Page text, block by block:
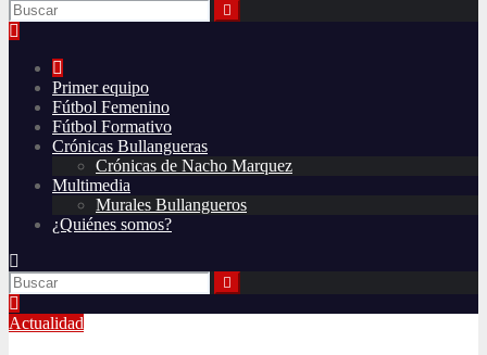
Primer equipo
Fútbol Femenino
Fútbol Formativo
Crónicas Bullangueras
Crónicas de Nacho Marquez
Multimedia
Murales Bullangueros
¿Quiénes somos?
Actualidad